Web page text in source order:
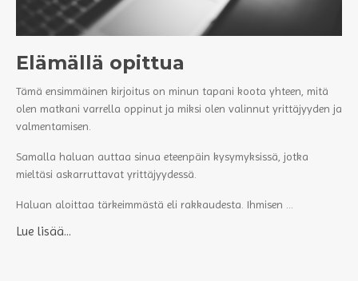
Elämällä opittua
Tämä ensimmäinen kirjoitus on minun tapani koota yhteen, mitä
olen matkani varrella oppinut ja miksi olen valinnut yrittäjyyden ja
valmentamisen.
Samalla haluan auttaa sinua eteenpäin kysymyksissä, jotka
mieltäsi askarruttavat yrittäjyydessä.
Haluan aloittaa tärkeimmästä eli rakkaudesta. Ihmisen ...
Lue lisää...